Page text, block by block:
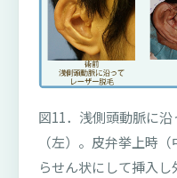
図11．浅側頭動脈に
（左）。皮弁挙上時
らせん状にして挿入